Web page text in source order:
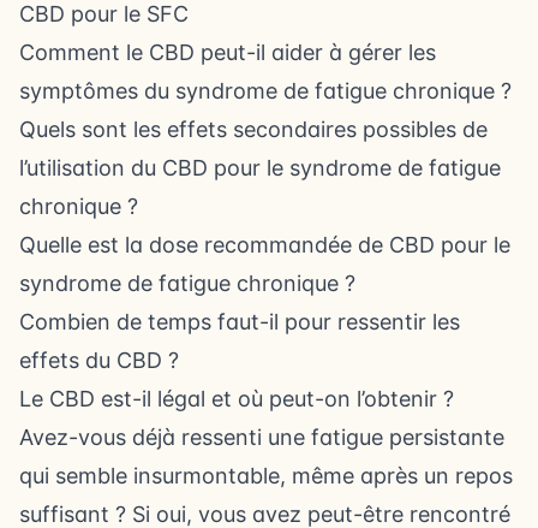
CBD pour le SFC
Comment le CBD peut-il aider à gérer les
symptômes du syndrome de fatigue chronique ?
Quels sont les effets secondaires possibles de
l’utilisation du CBD pour le syndrome de fatigue
chronique ?
Quelle est la dose recommandée de CBD pour le
syndrome de fatigue chronique ?
Combien de temps faut-il pour ressentir les
effets du CBD ?
Le CBD est-il légal et où peut-on l’obtenir ?
Avez-vous déjà ressenti une fatigue persistante
qui semble insurmontable, même après un repos
suffisant ? Si oui, vous avez peut-être rencontré